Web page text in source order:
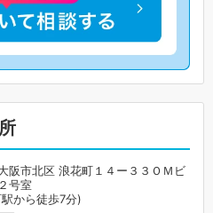
阪市北区 浪花町１４ー３３ＯＭビ
号室
から徒歩7分)